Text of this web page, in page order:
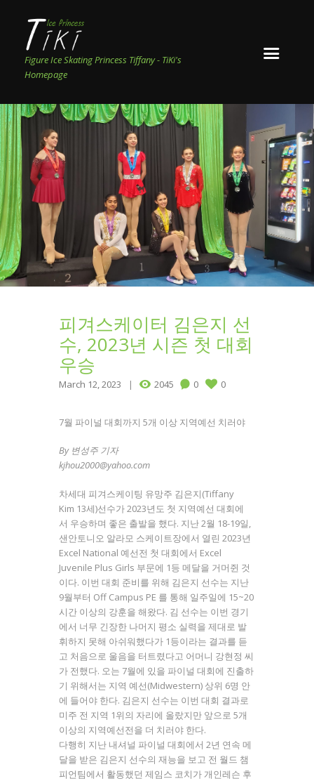
Figure Ice Skating Princess Tiffany - TiKi's
Homepage
피겨스케이터 김은지 선
수, 2023년 시즌 첫 대회
우승
March 12, 2023 2045 0 0
7월 파이널 대회까지 5개 이상 지역예선 치러야
By 변성주 기자
kjhou2000@yahoo.com
차세대 피겨스케이팅 유망주 김은지(Tiffany
Kim 13세)선수가 2023년도 첫 지역예선 대회에
서 우승하며 좋은 출발을 했다. 지난 2월 18-19일,
샌안토니오 알라모 스케이트장에서 열린 2023년
Excel National 예선전 첫 대회에서 Excel
Juvenile Plus Girls 부문에 1등 메달을 거머쥔 것
이다. 이번 대회 준비를 위해 김은지 선수는 지난
9월부터 Off Campus PE 를 통해 일주일에 15~20
시간 이상의 강훈을 해왔다. 김 선수는 이번 경기
에서 너무 긴장한 나머지 평소 실력을 제대로 발
휘하지 못해 아쉬워했다가 1등이라는 결과를 듣
고 처음으로 울음을 터트렸다고 어머니 강현정 씨
가 전했다. 오는 7월에 있을 파이널 대회에 진출하
기 위해서는 지역 예선(Midwestern) 상위 6명 안
에 들어야 한다. 김은지 선수는 이번 대회 결과로
미주 전 지역 1위의 자리에 올랐지만 앞으로 5개
이상의 지역예선전을 더 치러야 한다.
다행히 지난 내셔널 파이널 대회에서 2년 연속 메
달을 받은 김은지 선수의 재능을 보고 전 월드 챔
피언팀에서 활동했던 제임스 코치가 개인레슨 후